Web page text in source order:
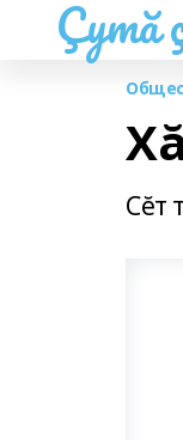
Çутă
Сĕт